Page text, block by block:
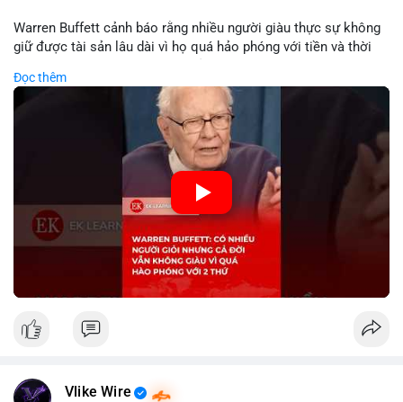
Warren Buffett cảnh báo rằng nhiều người giàu thực sự không
giữ được tài sản lâu dài vì họ quá hảo phóng với tiền và thời
nhuận tái đầu tư và suy giảm sức mạnh tăng trưởng danh mục.
Đối với nhà đầu tư crypto, giữ lại lợi nhuận để tái đầu tư vào
dự án tiềm năng quan trọng hơn chia sẻ quá mức. Cân bằng
đóng góp xã hội và bảo vệ tài sản giúp nhà đầu tư đạt được
bền vững tài chính mà Buffett đề cao.
🎥 Xem video trực tiếp tại:
Nguồn: KIEN THUC KINH TE
Đọc thêm
Vlike Wire